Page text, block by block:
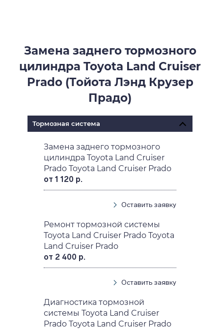
Замена заднего тормозного
цилиндра Toyota Land Cruiser
Prado (Тойота Лэнд Крузер
Прадо)
Тормозная система
Замена заднего тормозного
цилиндра Toyota Land Cruiser
Prado Toyota Land Cruiser Prado
от 1 120 р.
Оставить заявку
Ремонт тормозной системы
Toyota Land Cruiser Prado Toyota
Land Cruiser Prado
от 2 400 р.
Оставить заявку
Диагностика тормозной
системы Toyota Land Cruiser
Prado Toyota Land Cruiser Prado